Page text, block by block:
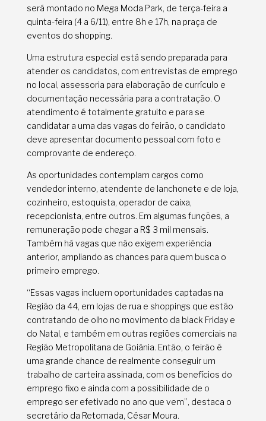
será montado no Mega Moda Park, de terça-feira a
quinta-feira (4 a 6/11), entre 8h e 17h, na praça de
eventos do shopping.
Uma estrutura especial está sendo preparada para
atender os candidatos, com entrevistas de emprego
no local, assessoria para elaboração de currículo e
documentação necessária para a contratação. O
atendimento é totalmente gratuito e para se
candidatar a uma das vagas do feirão, o candidato
deve apresentar documento pessoal com foto e
comprovante de endereço.
As oportunidades contemplam cargos como
vendedor interno, atendente de lanchonete e de loja,
cozinheiro, estoquista, operador de caixa,
recepcionista, entre outros. Em algumas funções, a
remuneração pode chegar a R$ 3 mil mensais.
Também há vagas que não exigem experiência
anterior, ampliando as chances para quem busca o
primeiro emprego.
“Essas vagas incluem oportunidades captadas na
Região da 44, em lojas de rua e shoppings que estão
contratando de olho no movimento da black Friday e
do Natal, e também em outras regiões comerciais na
Região Metropolitana de Goiânia. Então, o feirão é
uma grande chance de realmente conseguir um
trabalho de carteira assinada, com os benefícios do
emprego fixo e ainda com a possibilidade de o
emprego ser efetivado no ano que vem”, destaca o
secretário da Retomada, César Moura.